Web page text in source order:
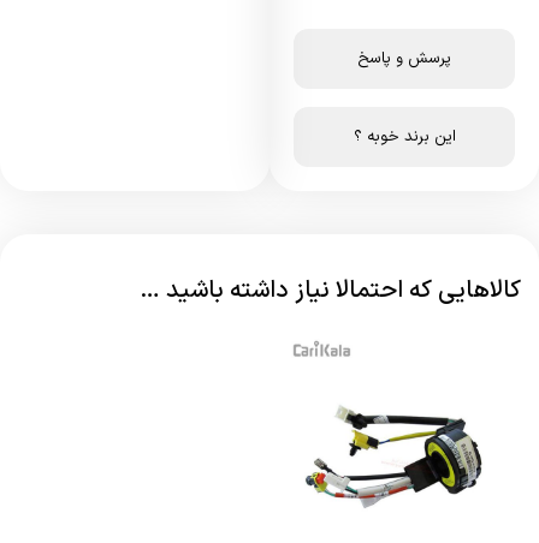
پرسش و پاسخ
این برند خوبه ؟
کالاهایی که احتمالا نیاز داشته باشید …